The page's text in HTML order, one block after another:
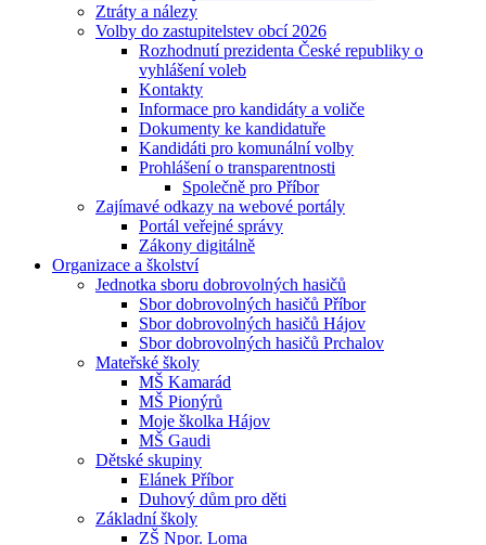
Ztráty a nálezy
Volby do zastupitelstev obcí 2026
Rozhodnutí prezidenta České republiky o
vyhlášení voleb
Kontakty
Informace pro kandidáty a voliče
Dokumenty ke kandidatuře
Kandidáti pro komunální volby
Prohlášení o transparentnosti
Společně pro Příbor
Zajímavé odkazy na webové portály
Portál veřejné správy
Zákony digitálně
Organizace a školství
Jednotka sboru dobrovolných hasičů
Sbor dobrovolných hasičů Příbor
Sbor dobrovolných hasičů Hájov
Sbor dobrovolných hasičů Prchalov
Mateřské školy
MŠ Kamarád
MŠ Pionýrů
Moje školka Hájov
MŠ Gaudi
Dětské skupiny
Elánek Příbor
Duhový dům pro děti
Základní školy
ZŠ Npor. Loma